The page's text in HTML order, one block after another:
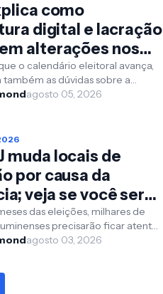
como
digital e lacração
alterações nos
eleitorais
o calendário eleitoral avança,
as dúvidas sobre a
urnas eletrônicas e dos
agosto 05, 2026
muda locais de
por causa da
veja se você será
das eleições, milhares de
precisarão ficar atentos
importante. O Tribunal
agosto 03, 2026